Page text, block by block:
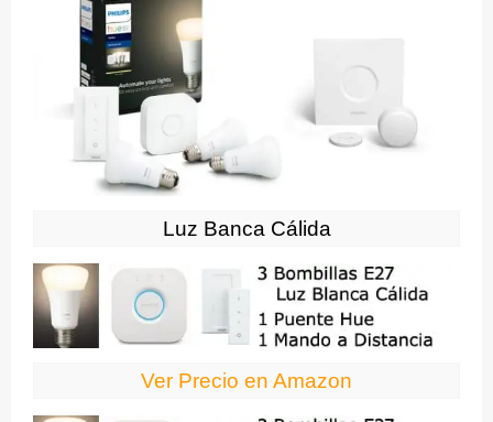
Luz Banca Cálida
Ver Precio en Amazon